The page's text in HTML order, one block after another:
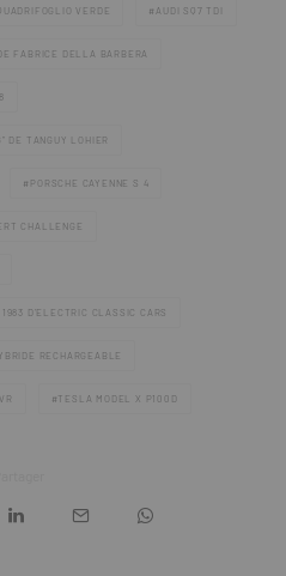
VERDE AUDI SQ7 TDI
FABRICE DELLA BARBERA
DE TANGUY LOHIER
PORSCHE CAYENNE S 4
CHALLENGE
D’ELECTRIC CLASSIC CARS
RECHARGEABLE
TESLA MODEL X P100D